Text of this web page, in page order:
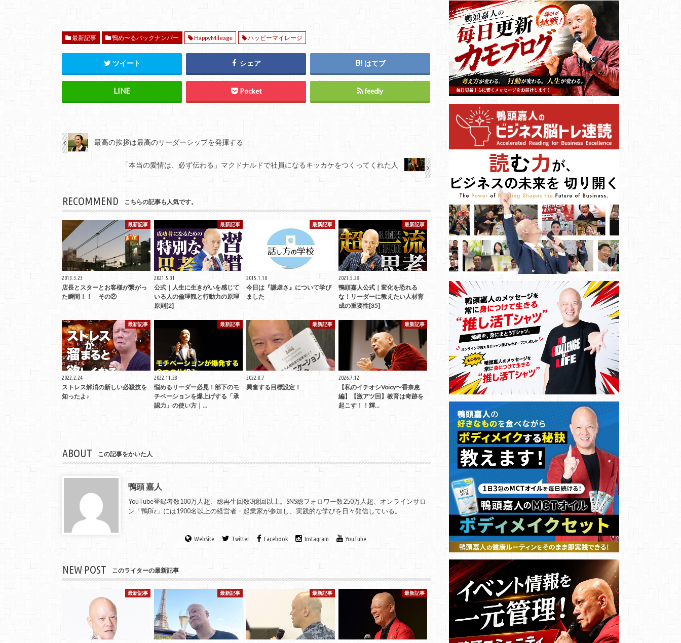
最新記事 鴨め〜るバックナンバー HappyMileage ハッピーマイレージ
ツイート シェア はてブ
Pocket feedly
最高の挨拶は最高のリーダーシップを発揮する
「本当の愛情は、必ず伝わる」マクドナルドで社員になるキッカケをつくってくれた人
RECOMMEND こちらの記事も人気です。
最新記事
2013.3.23
店長とスターとお客様が繋がっ
た瞬間！！ その②
最新記事
2021.5.31
公式｜人生に生きがいを感じて
いる人の倫理観と行動力の原理
原則[2]
最新記事
2015.1.10
今日は『謙虚さ』について学び
ました
最新記事
2021.5.28
鴨頭嘉人公式｜変化を恐れる
な！リーダーに教えたい人材育
成の重要性[35]
最新記事
2022.2.24
ストレス解消の新しい必殺技を
知ったよ♪
最新記事
2022.11.28
悩めるリーダー必見！部下のモ
チベーションを爆上げする「承
認力」の使い方｜…
最新記事
2022.8.7
興奮する目標設定！
最新記事
2026.7.12
【私のイチオシVoicy〜香奈恵
編】【激アツ回】教育は奇跡を
起こす！！輝…
ABOUT この記事をかいた人
鴨頭 嘉人
YouTube登録者数100万人超、総再生回数3億回以上。SNS総フォロワー数250万人超、オンラインサロ
ン「鴨Biz」には1900名以上の経営者・起業家が参加し、実践的な学びを日々発信している。
WebSite Twitter Facebook Instagram YouTube
NEW POST このライターの最新記事
最新記事 最新記事 最新記事 最新記事